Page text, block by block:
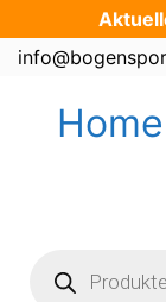
Inhalt
springen
Home
search